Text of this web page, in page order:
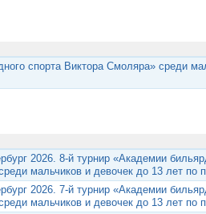
спорта Виктора Смоляра» среди
2026. 8-й турнир «Академии
мальчиков и девочек до 13 лет по
2026. 7-й турнир «Академии
мальчиков и девочек до 13 лет по